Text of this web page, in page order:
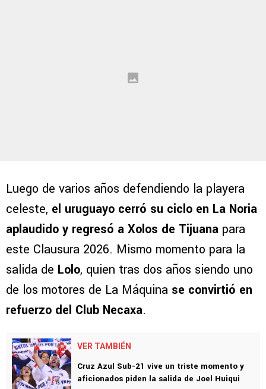
Luego de varios años defendiendo la playera
celeste, el uruguayo cerró su ciclo en La Noria
aplaudido y regresó a Xolos de Tijuana para
este Clausura 2026. Mismo momento para la
salida de Lolo, quien tras dos años siendo uno
de los motores de La Máquina se convirtió en
refuerzo del Club Necaxa.
VER TAMBIÉN
Cruz Azul Sub-21 vive un triste momento y
aficionados piden la salida de Joel Huiqui